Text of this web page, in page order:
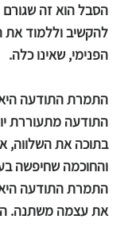
הסבל הוא זה
להקשיב וללמוד
הפנימי, שאינו כלה.
התמרת התודעה
התודעה מתעוררת
בתוכה את השלווה,
והחוכמה שחיפשה
התמרת התודעה
את עצמה משתנה.